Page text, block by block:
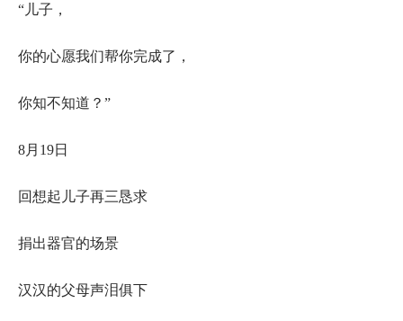
“儿子，
你的心愿我们帮你完成了，
你知不知道？”
8月19日
回想起儿子再三恳求
捐出器官的场景
汉汉的父母声泪俱下